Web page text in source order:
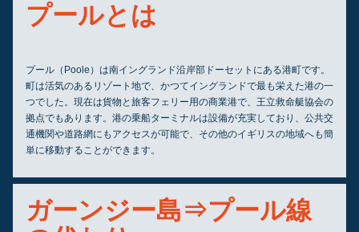
プールとは
プール（Poole）は南イングランド沿岸部ドーセットにある港町です。
町は活気のあるリゾート地で、かつてイングランドで最も栄えた港の一
つでした。現在は貨物と旅客フェリー用の商業港で、王立救命艇協会の
拠点でもあります。港の乗船ターミナルは設備が充実しており、公共交
通機関や道路網にもアクセスが可能で、その他のイギリスの地域へも簡
単に移動することができます。
ガーンジー島⇒プール線